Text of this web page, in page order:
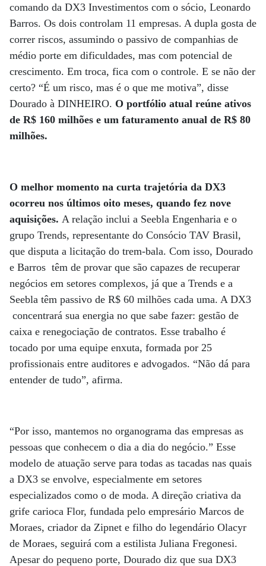
comando da DX3 Investimentos com o sócio, Leonardo
Barros. Os dois controlam 11 empresas. A dupla gosta de
correr riscos, assumindo o passivo de companhias de
médio porte em dificuldades, mas com potencial de
crescimento. Em troca, fica com o controle. E se não der
certo? “É um risco, mas é o que me motiva”, disse
Dourado à DINHEIRO. O portfólio atual reúne ativos
de R$ 160 milhões e um faturamento anual de R$ 80
milhões.
O melhor momento na curta trajetória da DX3
ocorreu nos últimos oito meses, quando fez nove
aquisições. A relação inclui a Seebla Engenharia e o
grupo Trends, representante do Consócio TAV Brasil,
que disputa a licitação do trem-bala. Com isso, Dourado
e Barros têm de provar que são capazes de recuperar
negócios em setores complexos, já que a Trends e a
Seebla têm passivo de R$ 60 milhões cada uma. A DX3
concentrará sua energia no que sabe fazer: gestão de
caixa e renegociação de contratos. Esse trabalho é
tocado por uma equipe enxuta, formada por 25
profissionais entre auditores e advogados. “Não dá para
entender de tudo”, afirma.
“Por isso, mantemos no organograma das empresas as
pessoas que conhecem o dia a dia do negócio.” Esse
modelo de atuação serve para todas as tacadas nas quais
a DX3 se envolve, especialmente em setores
especializados como o de moda. A direção criativa da
grife carioca Flor, fundada pelo empresário Marcos de
Moraes, criador da Zipnet e filho do legendário Olacyr
de Moraes, seguirá com a estilista Juliana Fregonesi.
Apesar do pequeno porte, Dourado diz que sua DX3